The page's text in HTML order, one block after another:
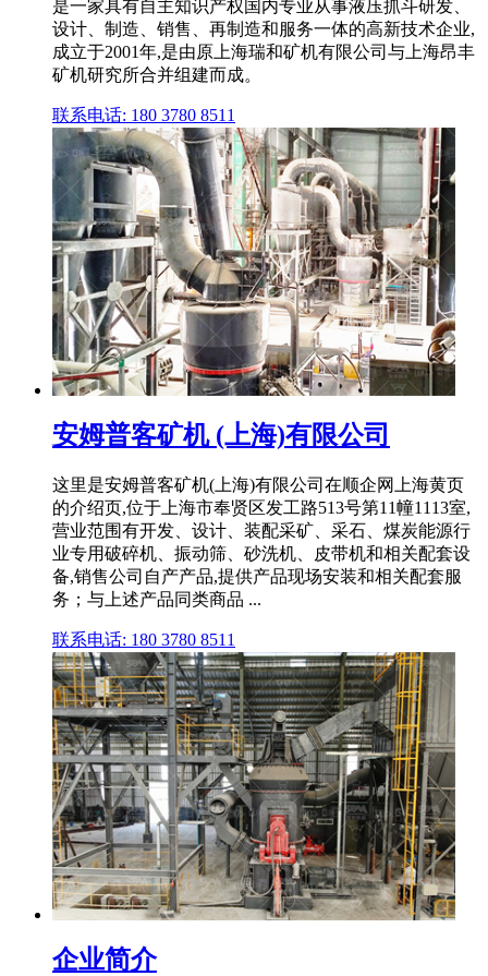
是一家具有自主知识产权国内专业从事液压抓斗研发、
设计、制造、销售、再制造和服务一体的高新技术企业,
成立于2001年,是由原上海瑞和矿机有限公司与上海昂丰
矿机研究所合并组建而成。
联系电话: 180 3780 8511
安姆普客矿机 (上海)有限公司
这里是安姆普客矿机(上海)有限公司在顺企网上海黄页
的介绍页,位于上海市奉贤区发工路513号第11幢1113室,
营业范围有开发、设计、装配采矿、采石、煤炭能源行
业专用破碎机、振动筛、砂洗机、皮带机和相关配套设
备,销售公司自产产品,提供产品现场安装和相关配套服
务；与上述产品同类商品 ...
联系电话: 180 3780 8511
企业简介